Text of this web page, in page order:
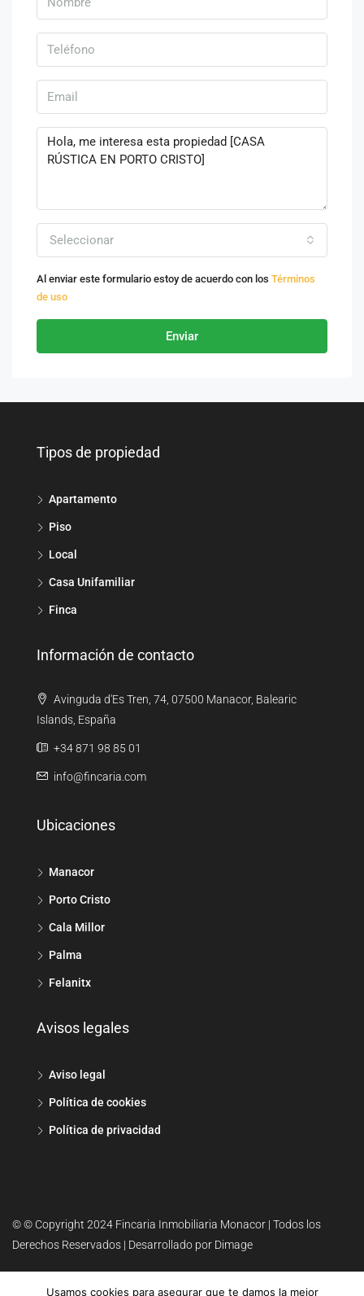
Seleccionar
Al enviar este formulario estoy de acuerdo con los Términos
de uso
Enviar
Tipos de propiedad
Apartamento
Piso
Local
Casa Unifamiliar
Finca
Información de contacto
Avinguda d'Es Tren, 74, 07500 Manacor, Balearic
Islands, España
+34 871 98 85 01
info@fincaria.com
Ubicaciones
Manacor
Porto Cristo
Cala Millor
Palma
Felanitx
Avisos legales
Aviso legal
Política de cookies
Política de privacidad
© © Copyright 2024 Fincaria Inmobiliaria Monacor | Todos los
Derechos Reservados | Desarrollado por Dimage
Usamos cookies para asegurar que te damos la mejor